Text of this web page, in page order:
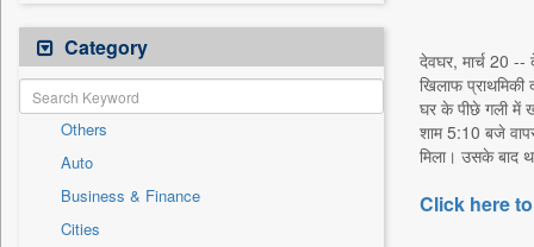
Category
Others
Auto
Business & Finance
Cities
देवघर, मार्च 20 --
खिलाफ
घर के पीछे गली में
शाम 5:10 बजे
मिला। उसके बाद
Click here